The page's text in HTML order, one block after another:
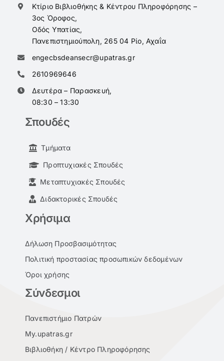
Κτίριο Βιβλιοθήκης & Κέντρου Πληροφόρησης –
3ος Όροφος,
Οδός Υπατίας,
Πανεπιστημιούπολη, 265 04 Ρίο, Αχαΐα
engecbsdeansecr@upatras.gr
2610969646
Δευτέρα – Παρασκευή,
08:30 – 13:30
Σπουδές
Τμήματα
Προπτυχιακές Σπουδές
Μεταπτυχιακές Σπουδές
Διδακτορικές Σπουδές
Χρήσιμα
Δήλωση Προσβασιμότητας
Πολιτική προστασίας προσωπικών δεδομένων
Όροι χρήσης
Σύνδεσμοι
Πανεπιστήμιο Πατρών
My.upatras.gr
Βιβλιοθήκη / Κέντρο Πληροφόρησης